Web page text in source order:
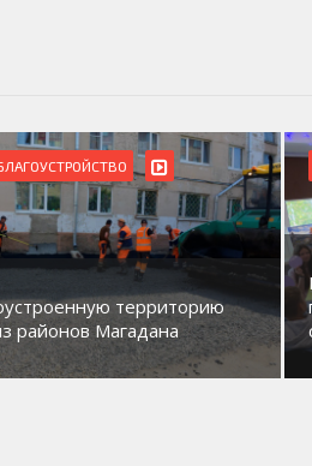
территорию
районов Магадана